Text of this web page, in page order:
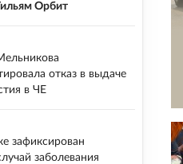
Орбит
отказ в выдаче
в ЧЕ
зафиксирован
заболевания